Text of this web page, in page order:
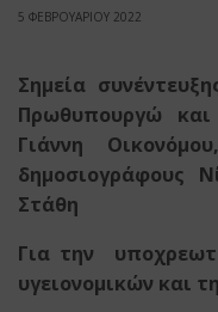
5 ΦΕΒΡΟΥΑΡΙΟΥ 2022
Σημεία
Πρωθυπουργώ
Γιάννη
δημοσιογράφους
Στάθη
Για την
υγειονομικών και